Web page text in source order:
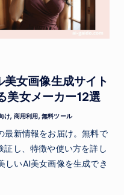
女画像生成サイト
美女メーカー12選
け, 商用利用,無料ツール
最新情報をお届け。無料で
証し、特徴や使い方を詳し
しいAI美女画像を生成でき